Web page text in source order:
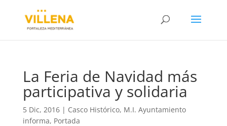
La Feria de Navidad más
participativa y solidaria
5 Dic, 2016| Casco Histórico, M.I. Ayuntamiento
informa, Portada